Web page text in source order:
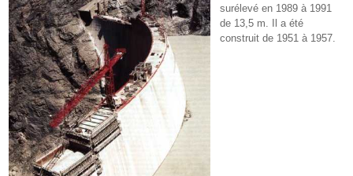
surélevé en 1989 à 1991
de 13,5 m. Il a été
construit de 1951 à 1957.